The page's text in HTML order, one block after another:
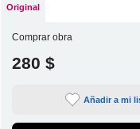
Original
Comprar obra
280 $
Añadir a mi